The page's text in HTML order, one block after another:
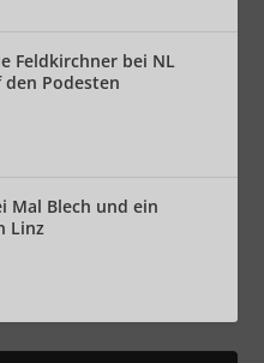
Feldkirchner bei NL
Podesten
Mal Blech und ein
Linz